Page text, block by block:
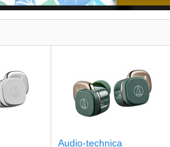
Audio-technica